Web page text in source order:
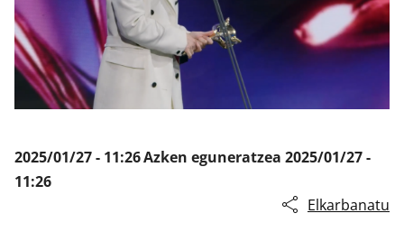
Klisk
2025/01/27 - 11:26Azken eguneratzea 2025/01/27 -
11:26
Elkarbanatu